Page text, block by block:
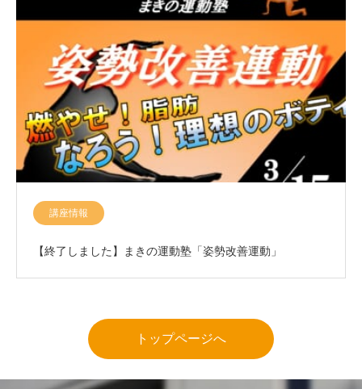
講座情報
【終了しました】まきの運動塾「姿勢改善運動」
トップページへ